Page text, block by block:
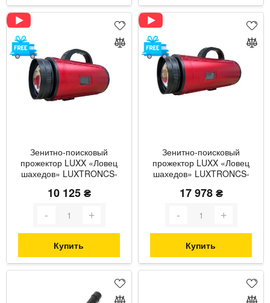
Зенитно-поисковый
прожектор LUXX «Ловец
шахедов» LUXTRONCS-
обнаружения до 5 км
10 125 ₴
Купить
Зенитно-поисковый
прожектор LUXX «Ловец
шахедов» LUXTRONCS-
обнаружения до 5 км
17 978 ₴
Купить